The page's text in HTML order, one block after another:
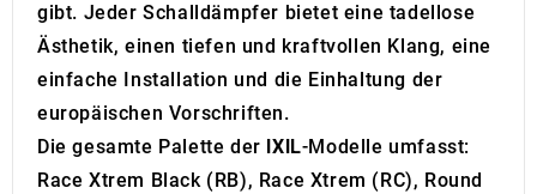
gibt. Jeder Schalldämpfer bietet eine tadellose
Ästhetik, einen tiefen und kraftvollen Klang, eine
einfache Installation und die Einhaltung der
europäischen Vorschriften.
Die gesamte Palette der IXIL-Modelle umfasst:
Race Xtrem Black (RB), Race Xtrem (RC), Round